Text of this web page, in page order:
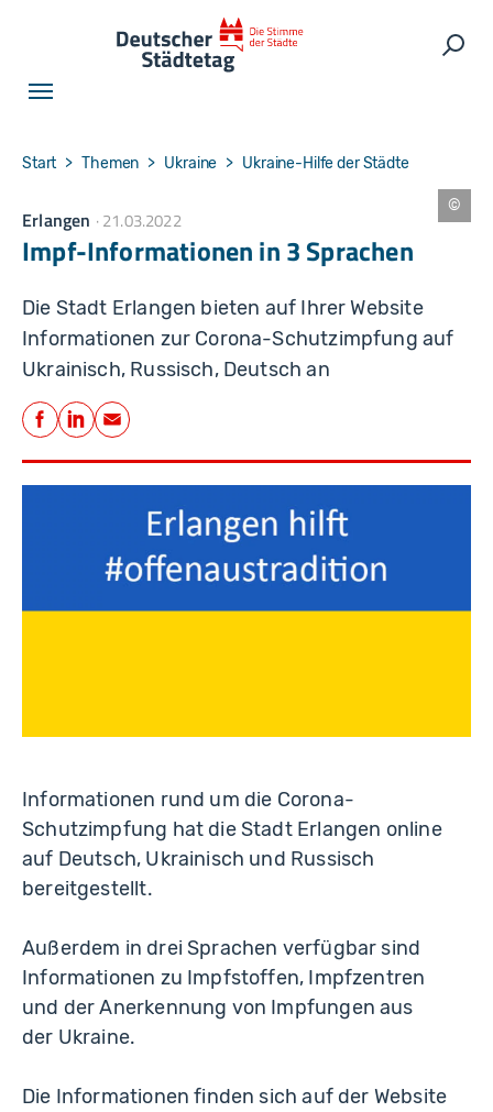
You are here:
Start Themen Ukraine Ukraine-Hilfe der Städte
Erlangen 21.03.2022
Impf-Informationen in 3 Sprachen
Die Stadt Erlangen bieten auf Ihrer Website
Informationen zur Corona-Schutzimpfung auf
Ukrainisch, Russisch, Deutsch an
Teilen
Facebook
LinkedIn
E-Mail
S
a
n
Informationen rund um die Corona-
Schutzimpfung hat die Stadt Erlangen online
auf Deutsch, Ukrainisch und Russisch
bereitgestellt.
Außerdem in drei Sprachen verfügbar sind
Informationen zu Impfstoffen, Impfzentren
und der Anerkennung von Impfungen aus
der Ukraine.
Die Informationen finden sich auf der Website